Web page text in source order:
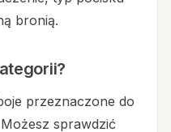
bronią.
przeznaczone do
sprawdzić